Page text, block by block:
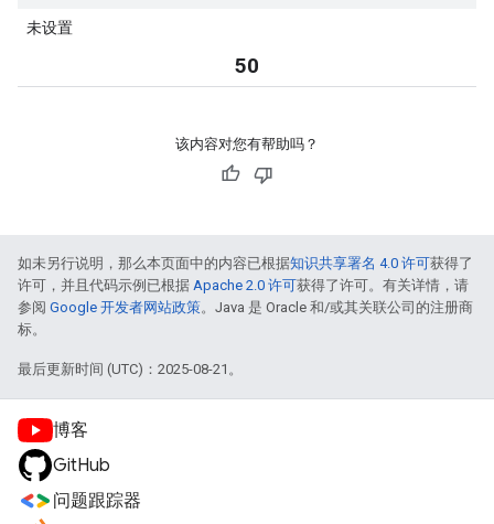
未设置
50
该内容对您有帮助吗？
如未另行说明，那么本页面中的内容已根据知识共享署名 4.0 许可获得了
许可，并且代码示例已根据 Apache 2.0 许可获得了许可。有关详情，请
参阅 Google 开发者网站政策。Java 是 Oracle 和/或其关联公司的注册商
标。
最后更新时间 (UTC)：2025-08-21。
博客
GitHub
问题跟踪器